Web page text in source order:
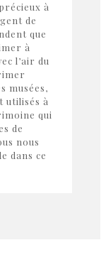
à
de
que
à
l’air du
musées,
utilisés à
qui
de
nous
dans ce